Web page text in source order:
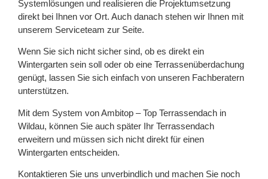
Systemlösungen und realisieren die Projektumsetzung
direkt bei Ihnen vor Ort. Auch danach stehen wir Ihnen mit
unserem Serviceteam zur Seite.
Wenn Sie sich nicht sicher sind, ob es direkt ein
Wintergarten sein soll oder ob eine Terrassenüberdachung
genügt, lassen Sie sich einfach von unseren Fachberatern
unterstützen.
Mit dem System von Ambitop – Top Terrassendach in
Wildau, können Sie auch später Ihr Terrassendach
erweitern und müssen sich nicht direkt für einen
Wintergarten entscheiden.
Kontaktieren Sie uns unverbindlich und machen Sie noch